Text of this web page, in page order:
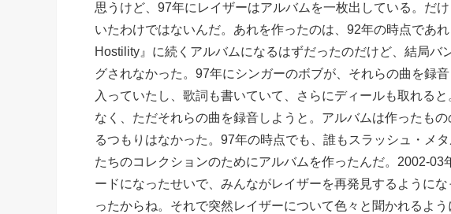
思うけど、97年にレイザーはアルバムを一枚出している。だ
いたわけではないんだ。あれを作ったのは、92年の時点であ
Hostility』に続くアルバムになるはずだったのだけど、結局バ
グされなかった。97年にシンガーのボブが、それらの曲を録
入っていたし、歌詞も書いていて、さらにディールも取れる
なく、ただそれらの曲を録音しようと。アルバムは作ったも
るつもりはなかった。97年の時点でも、誰もスラッシュ・メ
たちのコレクションのためにアルバムを作ったんだ。2002-
ードになったせいで、みんながレイザーを再発見するように
ったからね。それで突然レイザーについて色々と聞かれるよ